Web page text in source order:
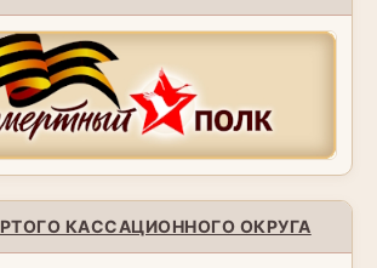
КАССАЦИОННОГО ОКРУГА